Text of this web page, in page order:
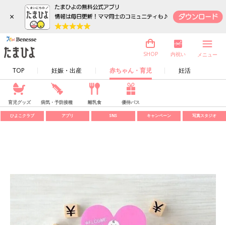
×
TOP 妊娠・出産 赤ちゃん・育児 妊活
SHOP 内祝い メニュー
育児グッズ 病気・予防接種 離乳食 優待パス
ひよこクラブ アプリ SNS キャンペーン 写真スタジオ